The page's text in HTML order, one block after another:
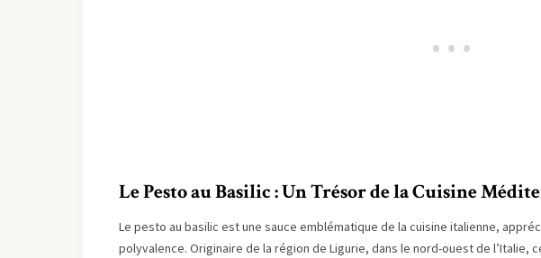
Le Pesto au Basilic : Un Trésor de la Cuisine
Le pesto au basilic est une sauce emblématique de la cuisine italienne,
polyvalence. Originaire de la région de Ligurie, dans le nord-ouest de